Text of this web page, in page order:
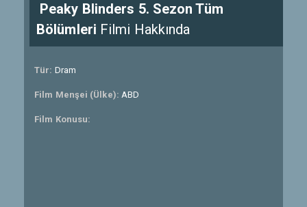
Peaky Blinders 5. Sezon Tüm
Bölümleri Filmi Hakkında
Tür: Dram
Film Menşei (Ülke): ABD
Film Konusu: